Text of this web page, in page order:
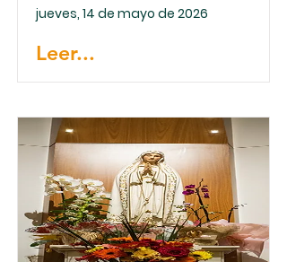
jueves, 14 de mayo de 2026
Leer...